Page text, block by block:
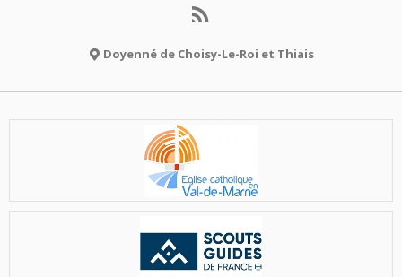
Doyenné de Choisy-Le-Roi et Thiais